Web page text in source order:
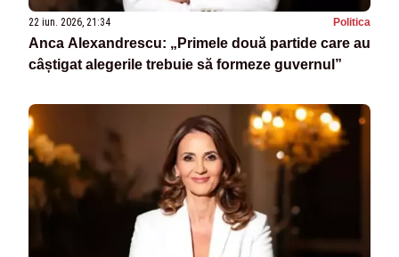
22 iun. 2026, 21:34 Politica
Anca Alexandrescu: „Primele două partide care au
câștigat alegerile trebuie să formeze guvernul”